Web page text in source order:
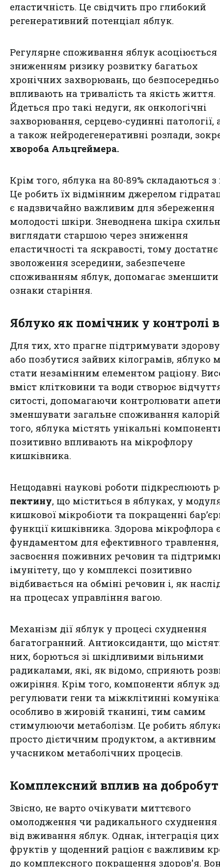
еластичність. Це свідчить про глибокий
регенеративний потенціал яблук.
Регулярне споживання яблук асоціюється
зниженням ризику розвитку багатьох
хронічних захворювань, що безпосередньо
впливають на тривалість та якість життя.
Йдеться про такі недуги, як онкологічні
захворювання, серцево-судинні патології,
а також нейродегенеративні розлади,
хвороба Альцгеймера.
Крім того, яблука на 80-89% складаються з
Це робить їх відмінним джерелом
є надзвичайно важливим для збереження
молодості шкіри. Зневоднена шкіра
виглядати старшою через зниження
еластичності та яскравості, тому достатнє
зволоження зсередини, забезпечене
споживанням яблук, допомагає зменшити
ознаки старіння.
Яблуко як помічник у контролі
Для тих, хто прагне підтримувати
або позбутися зайвих кілограмів, яблуко
стати незамінним елементом раціону.
вміст клітковини та води створює
ситості, допомагаючи контролювати
зменшувати загальне споживання
того, яблука містять унікальні
позитивно впливають на мікрофлору
кишківника.
Нещодавні наукові роботи підкреслюють
пектину, що міститься в яблуках, у
кишкової мікробіоти та покращенні
функції кишківника. Здорова мікрофлора
фундаментом для ефективного травлення,
засвоєння поживних речовин та
імунітету, що у комплексі позитивно
відбивається на обміні речовин і, як
на процесах управління вагою.
Механізм дії яблук у процесі схуднення
багатогранний. Антиоксиданти, що
них, борються зі шкідливими вільними
радикалами, які, як відомо, сприяють
ожиріння. Крім того, компоненти яблук
регулювати гени та міжклітинні
особливо в жировій тканині, тим самим
стимулюючи метаболізм. Це робить
просто дієтичним продуктом, а активним
учасником метаболічних процесів.
Комплексний вплив на добробут
Звісно, не варто очікувати миттєвого
омолодження чи радикального
від вживання яблук. Однак, інтеграція цих
фруктів у щоденний раціон є важливим
до комплексного покращення здоров'я.